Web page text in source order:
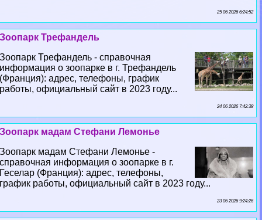
25 06 2026 6:24:52
Зоопарк Трефандель
Зоопарк Трефандель - справочная
информация о зоопарке в г. Трефандель
(Франция): адрес, телефоны, график
работы, официальный сайт в 2023 году...
24 06 2026 7:42:38
Зоопарк мадам Стефани Лемонье
Зоопарк мадам Стефани Лемонье -
справочная информация о зоопарке в г.
Геселар (Франция): адрес, телефоны,
график работы, официальный сайт в 2023 году...
23 06 2026 9:24:26